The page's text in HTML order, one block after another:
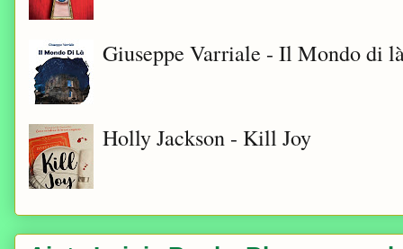
Giuseppe Varriale - Il Mondo di
Holly Jackson - Kill Joy